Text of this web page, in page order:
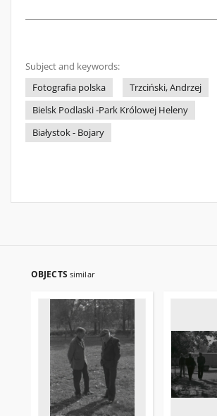
Subject and keywords:
Fotografia polska
Trzciński, Andrzej
Bielsk Podlaski -Park Królowej Heleny
Białystok - Bojary
OBJECTS similar